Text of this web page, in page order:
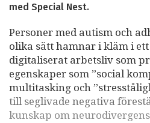
med Special Nest.
Personer med autism och
olika sätt hamnar i kläm i
digitaliserat arbetsliv som
egenskaper som ”social
multitasking och
till seglivade negativa
kunskap om